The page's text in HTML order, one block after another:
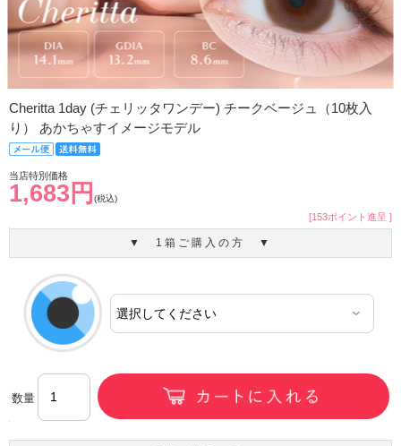
Cheritta 1day (チェリッタワンデー) チークベージュ（10枚入
り） あかちゃすイメージモデル
当店特別価格
1,683円 (税込)
[153ポイント進呈 ]
▼ 1箱ご購入の方 ▼
数量